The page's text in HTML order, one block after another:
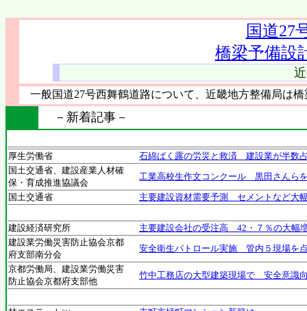
国道27
橋梁予備設
一般国道27号西舞鶴道路について、近畿地方整備局は
－新着記事－
厚生労働省
石綿ばく露の労災と救済 建設業が半数
国土交通省、建設産業人材確
保・育成推進協議会
工業高校生作文コンクール 黒田さんら
国土交通省
主要建設資材需要予測 セメントなど大
建設経済研究所
主要建設会社の受注高 42・７％の大幅
建設業労働災害防止協会京都
府支部南分会
安全衛生パトロール実施 管内５現場を
京都労働局、建設業労働災害
防止協会京都府支部他
竹中工務店の大型建築現場で 安全意識